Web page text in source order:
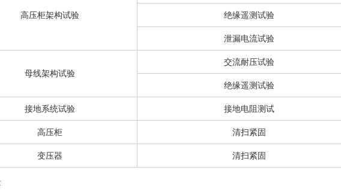
高压柜架构试验 绝缘遥测试验
泄漏电流试验
母线架构试验
交流耐压试验
绝缘遥测试验
接地系统试验 接地电阻测试
高压柜 清扫紧固
变压器 清扫紧固